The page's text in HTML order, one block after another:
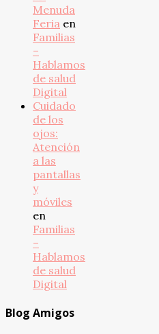
Menuda
Feria en
Familias
–
Hablamos
de salud
Digital
Cuidado
de los
ojos:
Atención
a las
pantallas
y
móviles
en
Familias
–
Hablamos
de salud
Digital
Blog Amigos